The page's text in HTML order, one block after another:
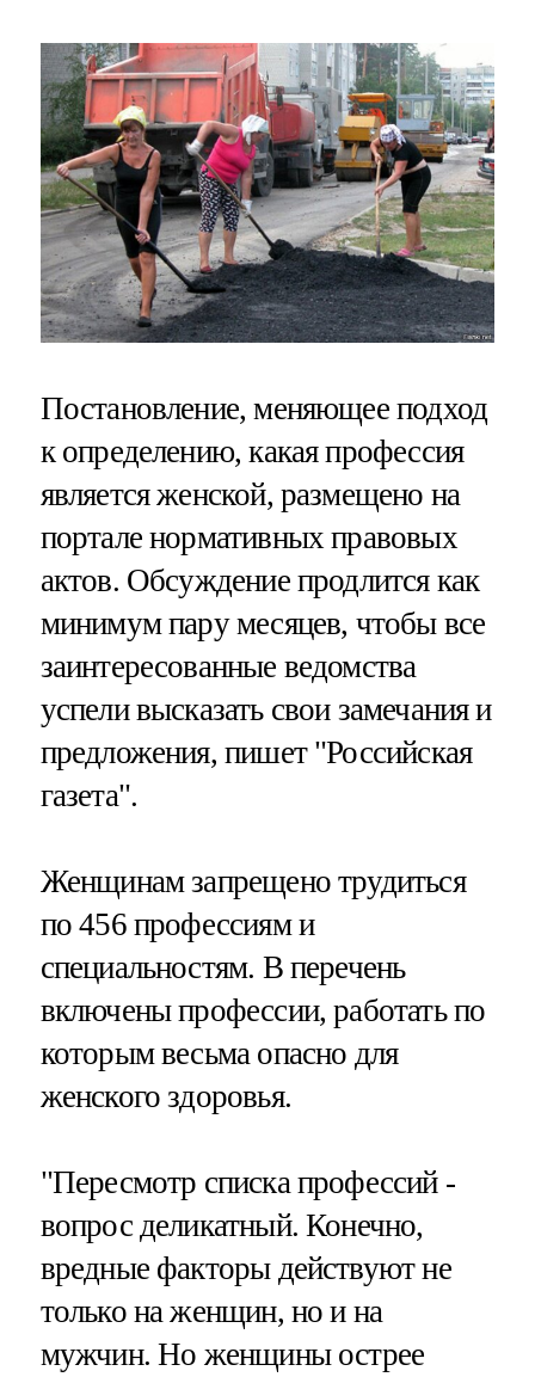
Постановление, меняющее подход
к определению, какая профессия
является женской, размещено на
портале нормативных правовых
актов. Обсуждение продлится как
минимум пару месяцев, чтобы все
заинтересованные ведомства
успели высказать свои замечания и
предложения, пишет "Российская
газета".
Женщинам запрещено трудиться
по 456 профессиям и
специальностям. В перечень
включены профессии, работать по
которым весьма опасно для
женского здоровья.
"Пересмотр списка профессий -
вопрос деликатный. Конечно,
вредные факторы действуют не
только на женщин, но и на
мужчин. Но женщины острее